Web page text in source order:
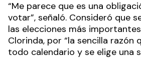
“Me parece que es una
votar”, señaló. Consideró que
las elecciones más
Clorinda, por “la sencilla razón
todo calendario y se elige una